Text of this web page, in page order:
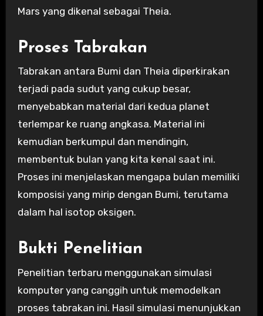
Mars yang dikenal sebagai Theia.
Proses Tabrakan
Tabrakan antara Bumi dan Theia diperkirakan
terjadi pada sudut yang cukup besar,
menyebabkan material dari kedua planet
terlempar ke ruang angkasa. Material ini
kemudian berkumpul dan mendingin,
membentuk bulan yang kita kenal saat ini.
Proses ini menjelaskan mengapa bulan memiliki
komposisi yang mirip dengan Bumi, terutama
dalam hal isotop oksigen.
Bukti Penelitian
Penelitian terbaru menggunakan simulasi
komputer yang canggih untuk memodelkan
proses tabrakan ini. Hasil simulasi menunjukkan